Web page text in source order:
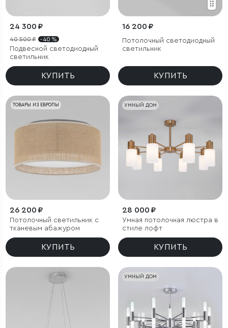
24 300 ₽
40 500 ₽ - 40 %
Подвесной светодиодный
светильник
КУПИТЬ
16 200 ₽
Потолочный светодиодный
светильник
КУПИТЬ
ТОВАРЫ ИЗ ЕВРОПЫ
26 200 ₽
Потолочный светильник с
тканевым абажуром
КУПИТЬ
УМНЫЙ ДОМ
28 000 ₽
Умная потолочная люстра в
стиле лофт
КУПИТЬ
УМНЫЙ ДОМ